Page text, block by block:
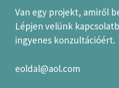
Van egy projekt, amiről
Lépjen velünk
ingyenes konzultációért.
eoldal@aol.com